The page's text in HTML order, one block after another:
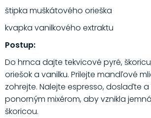
štipka muškátového orieška
kvapka vanilkového extraktu
Postup:
Do hrnca dajte tekvicové pyré,
oriešok a vanilku. Prilejte mandľové
zohrejte. Nalejte espresso, doslaďte a
ponorným mixérom, aby vznikla
škoricou.